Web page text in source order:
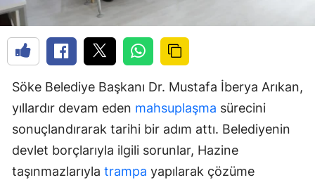
Söke Belediye Başkanı Dr. Mustafa İberya Arıkan,
yıllardır devam eden mahsuplaşma sürecini
sonuçlandırarak tarihi bir adım attı. Belediyenin
devlet borçlarıyla ilgili sorunlar, Hazine
taşınmazlarıyla trampa yapılarak çözüme